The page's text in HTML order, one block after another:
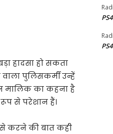
हादसा हो सकता
पुलिसकर्मी उन्हें
मालिक का कहना है
से परेशान हैं।
करने की बात कही